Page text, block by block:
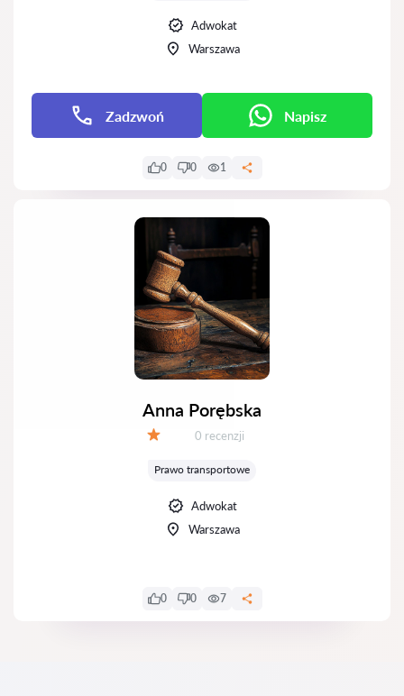
Adwokat
Warszawa
Zadzwoń Napisz
0 0 1
Anna Porębska
Recenzji:
0 recenzji
Prawo transportowe
Adwokat
Warszawa
0 0 7